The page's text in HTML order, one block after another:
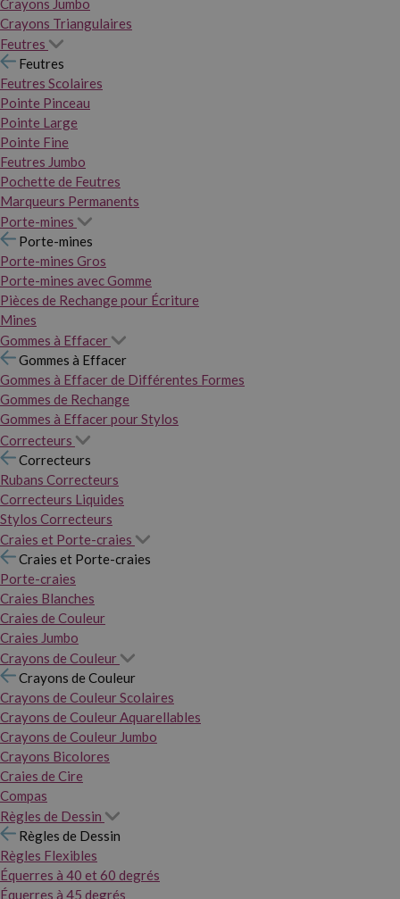
Crayons Triangulaires
Feutres
Feutres
Feutres Scolaires
Pointe Pinceau
Pointe Large
Pointe Fine
Feutres Jumbo
Pochette de Feutres
Marqueurs Permanents
Porte-mines
Porte-mines
Porte-mines Gros
Porte-mines avec Gomme
Pièces de Rechange pour Écriture
Mines
Gommes à Effacer
Gommes à Effacer
Gommes à Effacer de Différentes Formes
Gommes de Rechange
Gommes à Effacer pour Stylos
Correcteurs
Correcteurs
Rubans Correcteurs
Correcteurs Liquides
Stylos Correcteurs
Craies et Porte-craies
Craies et Porte-craies
Porte-craies
Craies Blanches
Craies de Couleur
Craies Jumbo
Crayons de Couleur
Crayons de Couleur
Crayons de Couleur Scolaires
Crayons de Couleur Aquarellables
Crayons de Couleur Jumbo
Crayons Bicolores
Craies de Cire
Compas
Règles de Dessin
Règles de Dessin
Règles Flexibles
Équerres à 40 et 60 degrés
Équerres à 45 degrés